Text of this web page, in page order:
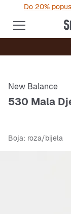
Do 20%
New Balance
530 Mala
Boja: roza/bijela